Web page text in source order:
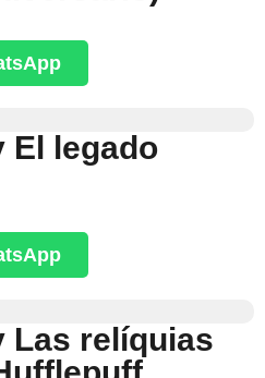
El legado
Las relíquias